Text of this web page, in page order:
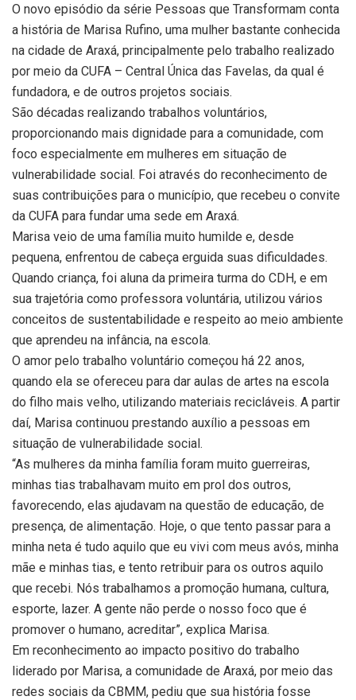
O novo episódio da série Pessoas que Transformam conta
a história de Marisa Rufino, uma mulher bastante conhecida
na cidade de Araxá, principalmente pelo trabalho realizado
por meio da CUFA – Central Única das Favelas, da qual é
fundadora, e de outros projetos sociais.
São décadas realizando trabalhos voluntários,
proporcionando mais dignidade para a comunidade, com
foco especialmente em mulheres em situação de
vulnerabilidade social. Foi através do reconhecimento de
suas contribuições para o município, que recebeu o convite
da CUFA para fundar uma sede em Araxá.
Marisa veio de uma família muito humilde e, desde
pequena, enfrentou de cabeça erguida suas dificuldades.
Quando criança, foi aluna da primeira turma do CDH, e em
sua trajetória como professora voluntária, utilizou vários
conceitos de sustentabilidade e respeito ao meio ambiente
que aprendeu na infância, na escola.
O amor pelo trabalho voluntário começou há 22 anos,
quando ela se ofereceu para dar aulas de artes na escola
do filho mais velho, utilizando materiais recicláveis. A partir
daí, Marisa continuou prestando auxílio a pessoas em
situação de vulnerabilidade social.
“As mulheres da minha família foram muito guerreiras,
minhas tias trabalhavam muito em prol dos outros,
favorecendo, elas ajudavam na questão de educação, de
presença, de alimentação. Hoje, o que tento passar para a
minha neta é tudo aquilo que eu vivi com meus avós, minha
mãe e minhas tias, e tento retribuir para os outros aquilo
que recebi. Nós trabalhamos a promoção humana, cultura,
esporte, lazer. A gente não perde o nosso foco que é
promover o humano, acreditar”, explica Marisa.
Em reconhecimento ao impacto positivo do trabalho
liderado por Marisa, a comunidade de Araxá, por meio das
redes sociais da CBMM, pediu que sua história fosse